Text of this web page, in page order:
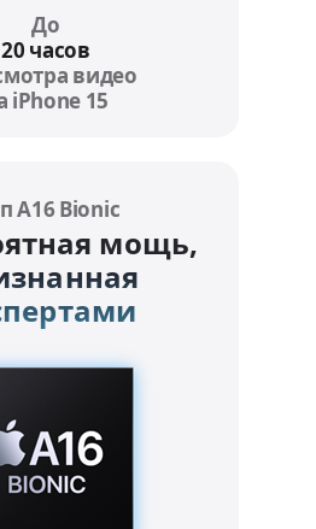
До
20 часов
видео
iPhone 15
A16 Bionic
мощь,